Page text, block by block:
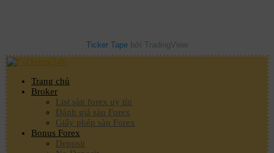
Ticker Tape bởi TradingView
Trang chủ
Broker
List sàn forex uy tín
Đánh giá sàn Forex
Giấy phép sàn Forex
Bonus Forex
Deposit